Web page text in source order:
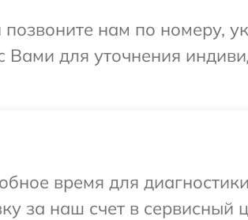
нам по номеру,
Вами для уточнения
время для
за наш счет в сервисный